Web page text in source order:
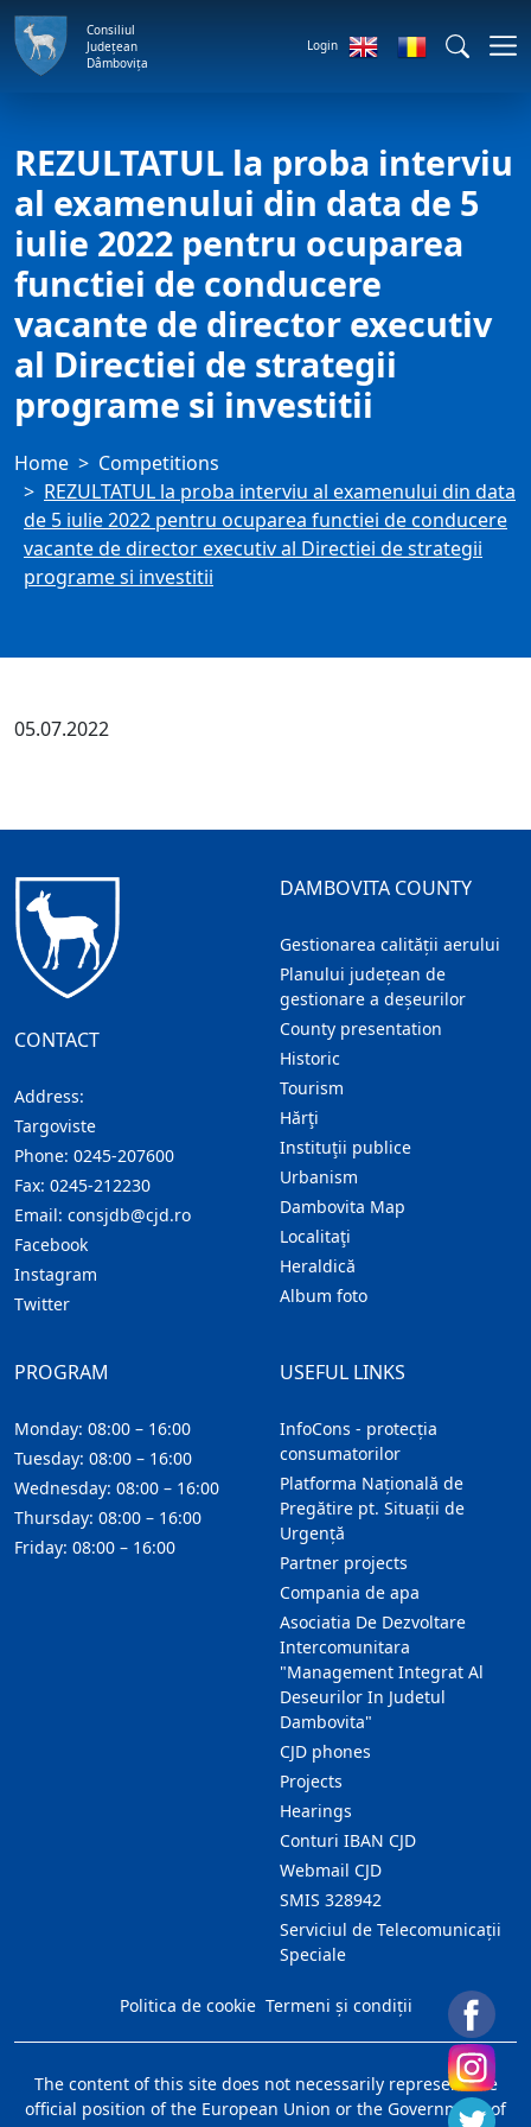
Consiliul
Județean
Dâmbovița
Login
REZULTATUL la proba interviu
al examenului din data de 5
iulie 2022 pentru ocuparea
functiei de conducere
vacante de director executiv
al Directiei de strategii
programe si investitii
Home
Competitions
REZULTATUL la proba interviu al examenului din data
de 5 iulie 2022 pentru ocuparea functiei de conducere
vacante de director executiv al Directiei de strategii
programe si investitii
05.07.2022
CONTACT
Address:
Targoviste
Phone: 0245-207600
Fax: 0245-212230
Email: consjdb@cjd.ro
Facebook
Instagram
Twitter
DAMBOVITA COUNTY
Gestionarea calității aerului
Planului județean de
gestionare a deșeurilor
County presentation
Historic
Tourism
Hărţi
Instituţii publice
Urbanism
Dambovita Map
Localitaţi
Heraldică
Album foto
USEFUL LINKS
InfoCons - protecția
consumatorilor
Platforma Națională de
Pregătire pt. Situații de
Urgență
Partner projects
Compania de apa
Asociatia De Dezvoltare
Intercomunitara
"Management Integrat Al
Deseurilor In Judetul
Dambovita"
CJD phones
Projects
Hearings
Conturi IBAN CJD
Webmail CJD
SMIS 328942
Serviciul de Telecomunicații
Speciale
PROGRAM
Monday: 08:00 – 16:00
Tuesday: 08:00 – 16:00
Wednesday: 08:00 – 16:00
Thursday: 08:00 – 16:00
Friday: 08:00 – 16:00
Politica de cookie Termeni și condiții
The content of this site does not necessarily represent the
official position of the European Union or the Government of